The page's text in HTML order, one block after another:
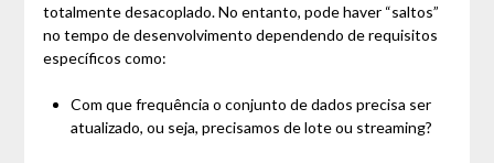
totalmente desacoplado. No entanto, pode haver “saltos”
no tempo de desenvolvimento dependendo de requisitos
específicos como:
Com que frequência o conjunto de dados precisa ser
atualizado, ou seja, precisamos de lote ou streaming?